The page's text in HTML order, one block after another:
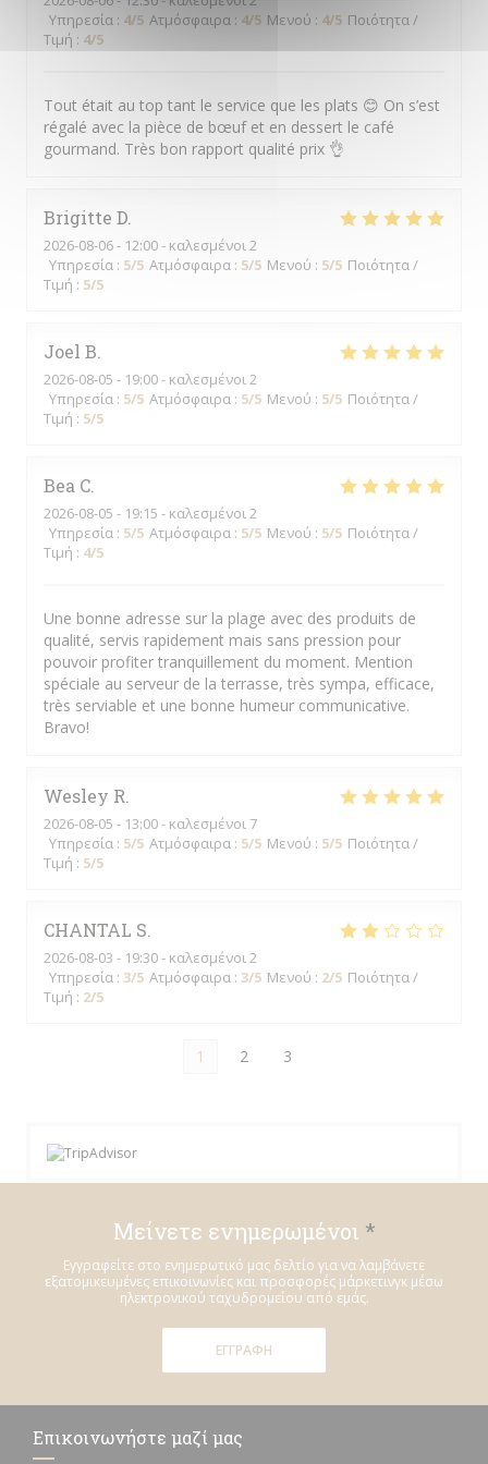
Υπηρεσία : 4/5 Ατμόσφαιρα : 4/5 Μενού : 4/5 Ποιότητα /
Τιμή : 4/5
Tout était au top tant le service que les plats 😊 On s’est
régalé avec la pièce de bœuf et en dessert le café
gourmand. Très bon rapport qualité prix 👌
Brigitte D
2026-08-06- 12:00 - καλεσμένοι 2
Υπηρεσία : 5/5 Ατμόσφαιρα : 5/5 Μενού : 5/5 Ποιότητα /
Τιμή : 5/5
Joel B
2026-08-05 - 19:00 - καλεσμένοι 2
Υπηρεσία : 5/5 Ατμόσφαιρα : 5/5 Μενού : 5/5 Ποιότητα /
Τιμή : 5/5
Bea C
2026-08-05 - 19:15 - καλεσμένοι 2
Υπηρεσία : 5/5 Ατμόσφαιρα : 5/5 Μενού : 5/5 Ποιότητα /
Τιμή : 4/5
Une bonne adresse sur la plage avec des produits de
qualité, servis rapidement mais sans pression pour
pouvoir profiter tranquillement du moment. Mention
spéciale au serveur de la terrasse, très sympa, efficace,
très serviable et une bonne humeur communicative.
Bravo!
Wesley R
2026-08-05 - 13:00 - καλεσμένοι 7
Υπηρεσία : 5/5 Ατμόσφαιρα : 5/5 Μενού : 5/5 Ποιότητα /
Τιμή : 5/5
CHANTAL S
2026-08-03 - 19:30 - καλεσμένοι 2
Υπηρεσία : 3/5 Ατμόσφαιρα : 3/5 Μενού : 2/5 Ποιότητα /
Τιμή : 2/5
1 2 3
Μείνετε ενημερωμένοι *
Εγγραφείτε στο ενημερωτικό μας δελτίο για να λαμβάνετε
εξατομικευμένες επικοινωνίες και προσφορές μάρκετινγκ μέσω
ηλεκτρονικού ταχυδρομείου από εμάς.
ΕΓΓΡΑΦΉ
Επικοινωνήστε μαζί μας